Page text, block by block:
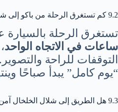
9.2 كم تستغرق الرحلة من باكو إلى شلال الخلخال؟
تستغرق الرحلة بالسيارة
ساعات في الاتجاه الواحد
التوقفات للراحة
“يوم كامل” يبدأ صباحًا
9.3 هل الطريق إلى شلال الخلخال آمن؟